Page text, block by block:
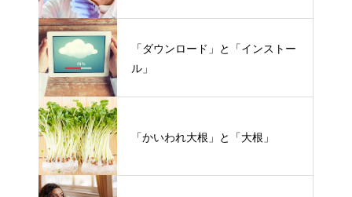
「ダウンロード」と「インストー
ル」
「かいわれ大根」と「大根」